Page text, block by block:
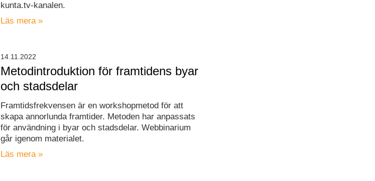
kunta.tv-kanalen.
Läs mera »
Metodintroduktion för framtidens byar
och stadsdelar
Framtidsfrekvensen är en workshopmetod för att
skapa annorlunda framtider. Metoden har anpassats
för användning i byar och stadsdelar. Webbinarium
går igenom materialet.
Läs mera »
14.11.2022